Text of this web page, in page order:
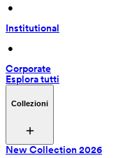
•
Institutional
•
Corporate
Esplora tutti
Collezioni
New Collection 2026